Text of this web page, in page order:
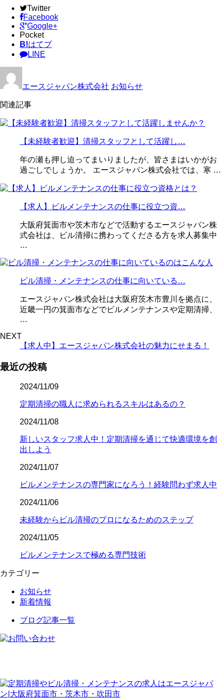
Twitter
Facebook
Google+
Pocket
B!はてブ
LINE
エースジャパン株式会社 お知らせ
関連記事
【未経験者歓迎】清掃スタッフとして活躍し…
年の瀬も押し迫ってまいりましたが、皆さまはいかがお
過ごしでしょうか。 エースジャパン株式会社では、寒 …
【求人】ビルメンテナンスの仕事に役立つ資…
大阪府箕面市や茨木市などで活動するエースジャパン株
式会社は、ビル清掃に携わってくださる方を求人募集中
…
ビル清掃・メンテナンスの仕事に向いている…
エースジャパン株式会社は大阪府茨木市豊川を拠点に、
近畿一円の箕面市などでビルメンテナンスや定期清掃、
…
NEXT
【求人中】エースジャパン株式会社の魅力にせまる！
最近の投稿
2024/11/09
定期清掃の職人に求められるスキルはあるの？
2024/11/08
新しいスタッフ求人中！定期清掃を通じて快適環境を創
出しよう
2024/11/07
ビルメンテナンスの専門家になろう！経験問わず求人中
2024/11/06
未経験からビル清掃のプロになるためのステップ
2024/11/05
ビルメンテナンスで極める専門技術
カテゴリー
お知らせ
新着情報
ブログ記事一覧